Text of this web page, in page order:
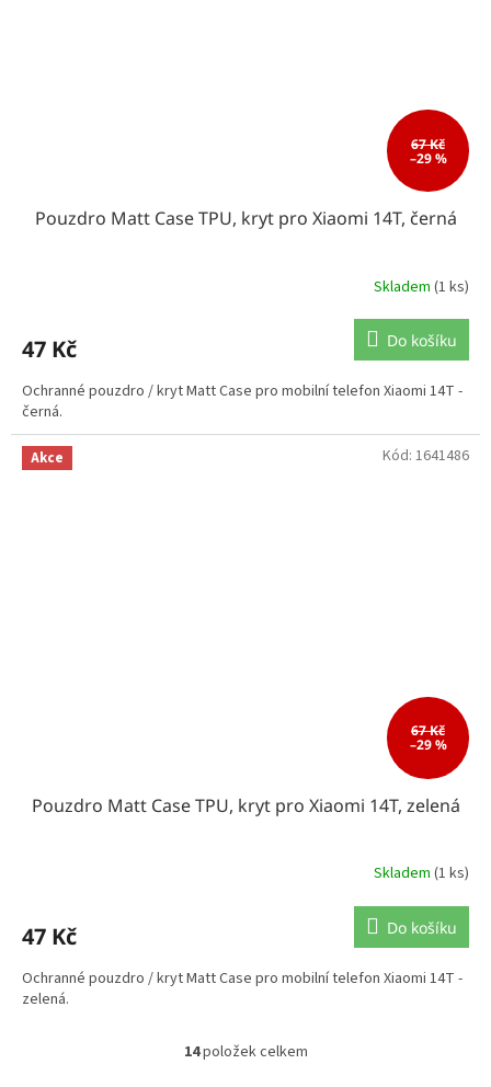
67 Kč
–29 %
Pouzdro Matt Case TPU, kryt pro Xiaomi 14T, černá
Skladem (1 ks)
47 Kč Do košíku
Ochranné pouzdro / kryt Matt Case pro mobilní telefon Xiaomi 14T -
černá.
Akce
67 Kč
–29 %
Pouzdro Matt Case TPU, kryt pro Xiaomi 14T, zelená
Skladem (1 ks)
47 Kč Do košíku
Ochranné pouzdro / kryt Matt Case pro mobilní telefon Xiaomi 14T -
zelená.
Kód: 1641486
O
14položek celkem